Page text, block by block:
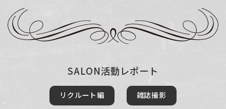
SALON活動レポート
リクルート編 雑誌撮影